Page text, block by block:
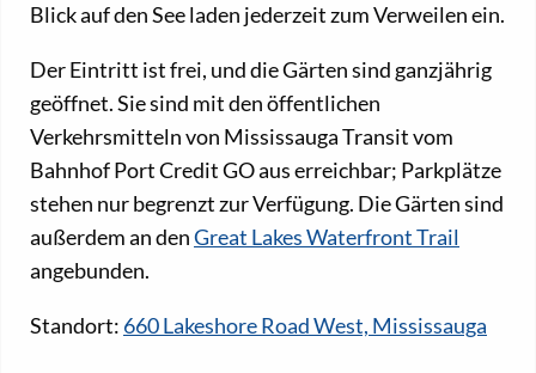
Blick auf den See laden jederzeit zum Verweilen ein.
Der Eintritt ist frei, und die Gärten sind ganzjährig
geöffnet. Sie sind mit den öffentlichen
Verkehrsmitteln von Mississauga Transit vom
Bahnhof Port Credit GO aus erreichbar; Parkplätze
stehen nur begrenzt zur Verfügung. Die Gärten sind
außerdem an denGreat Lakes Waterfront Trail
angebunden.
Standort: 660 Lakeshore Road West, Mississauga